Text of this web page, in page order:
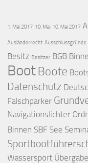
1. Mai 2017 10. Mai 10. Mai 2017
Ausländerrecht Ausschlussgründe
Besitz Besitzer BGB
Boot Boote
Datenschutz
Falschparker
Navigationslichter
Binnen SBF See
Wassersport